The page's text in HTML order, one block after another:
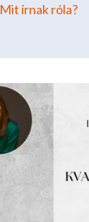
Mit írnak róla?